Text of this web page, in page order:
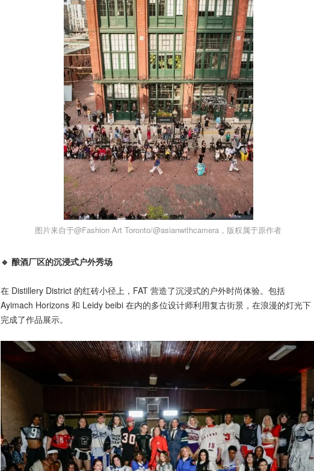
图片来自于@Fashion Art Toronto/@asianwithcamera，版权属于原作者
🔹 酿酒厂区的沉浸式户外秀场
在 Distillery District 的红砖小径上，FAT 营造了沉浸式的户外时尚体验。包括
Ayimach Horizons 和 Leidy beibi 在内的多位设计师利用复古街景，在浪漫的灯光下
完成了作品展示。